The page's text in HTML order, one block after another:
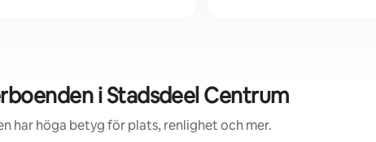
i Stadsdeel Centrum
har höga betyg för plats, renlighet och mer.